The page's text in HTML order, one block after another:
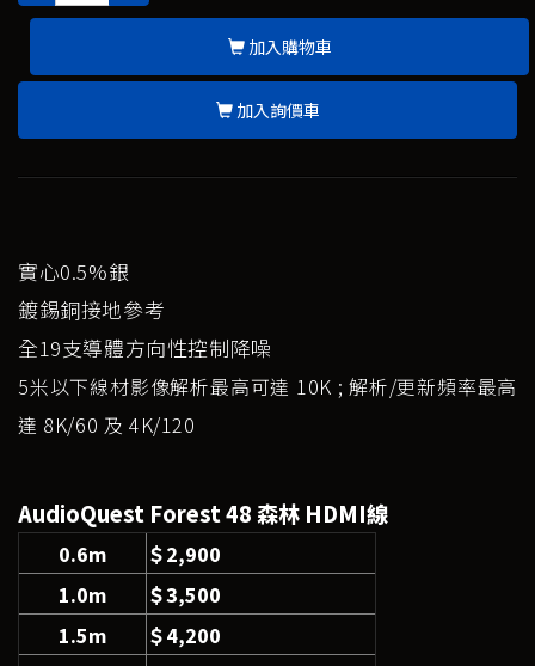
加入購物車
加入詢價車
實心0.5%銀
鍍錫銅接地參考
全19支導體方向性控制降噪
5米以下線材影像解析最高可達 10K ; 解析/更新頻率最高
達 8K/60 及 4K/120
AudioQuest Forest 48 森林 HDMI線
0.6m
＄2,900
1.0m
＄3,500
1.5m
＄4,200